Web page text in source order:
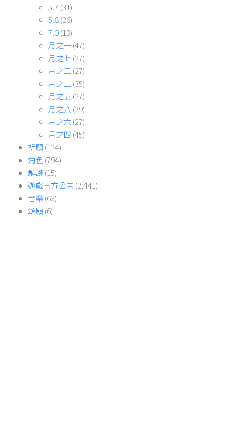
5.7 (31)
5.8(26)
7.0(13)
月之一(47)
月之七 (27)
月之三 (27)
月之二 (35)
月之五 (27)
月之八 (29)
月之六 (27)
月之四 (45)
祈願(124)
角色(794)
解謎(15)
遊戲官方公告 (2,441)
音樂 (63)
頌願(6)